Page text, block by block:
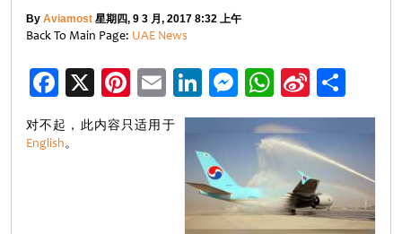
By Aviamost 星期四, 9 3 月, 2017 8:32 上午
Back To Main Page: UAE News
Facebook
X Pinterest
EmailLinkedIn
Messenger
WhatsApp
Sina
Weibo
享
对不起，此内容只适用于
English。